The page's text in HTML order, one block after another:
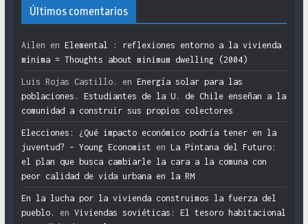
Últimos comentarios
Ailen en Elemental : reflexiones entorno a la vivienda
mínima = Thoughts about minimum dwelling (2004)
Luis Rojas Castillo. en Energía solar para las
poblaciones. Estudiantes de la U. de Chile enseñan a la
comunidad a construir sus propios colectores
Elecciones: ¿Qué impacto económico podría tener en la
juventud? – Young Economist en La Pintana del Futuro:
el plan que busca cambiarle la cara a la comuna con
peor calidad de vida urbana en la RM
En la lucha por la vivienda construimos la fuerza del
pueblo.
en Viviendas soviéticas: El tesoro habitacional